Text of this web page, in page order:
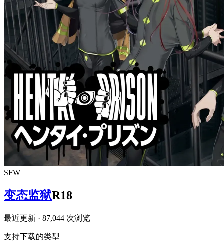
SFW
变态监狱R18
最近更新 · 87,044 次浏览
支持下载的类型